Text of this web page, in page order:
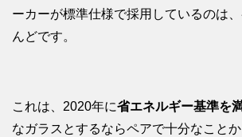
ーカーが標準仕様で採用しているのは
んどです。
これは、2020年に省エネルギー基準を
なガラスとするならペアで十分なこと